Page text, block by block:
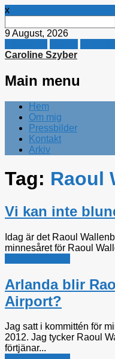
x
efter:
9 August, 2026
Caroline Szyber
Main menu
Skip
content
Hem
Om mig
Pressbilder
Kontakt
Arkiv
Tag: Raoul
Vi kan inte
Idag är det Raoul
minnesåret för Raoul
Arlanda blir
Airport?
Jag satt i kommittén för
2012. Jag tycker Raoul
förtjänar...